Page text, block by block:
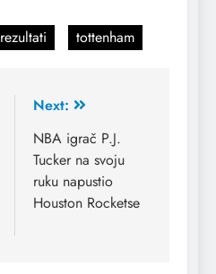
rezultati tottenham
Next:
NBA igrač P.J.
Tucker na svoju
ruku napustio
Houston Rocketse